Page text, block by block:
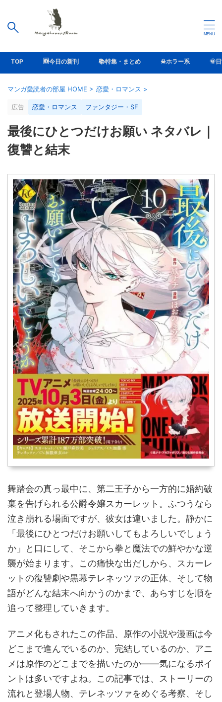
TOP 🆕今日の新刊 📚特集・まとめ ☠ホラー系 🌞
マンガ愛読者の部屋 HOME > 恋愛・ロマンス >
広告 恋愛・ロマンス ファンタジー・SF
最後にひとつだけお願い ネタバレ｜
復讐と結末
舞踏会の真っ最中に、第二王子から一方的に婚約破
棄を告げられる公爵令嬢スカーレット。ふつうなら
泣き崩れる場面ですが、彼女は違いました。静かに
「最後にひとつだけお願いしてもよろしいでしょう
か」と口にして、そこから拳と魔法での鮮やかな逆
襲が始まります。この痛快な出だしから、スカーレ
ットの復讐劇や黒幕テレネッツァの正体、そして物
語がどんな結末へ向かうのかまで、あらすじを順を
追って整理していきます。
アニメ化もされたこの作品、原作の小説や漫画は今
どこまで進んでいるのか、完結しているのか、アニ
メは原作のどこまでを描いたのか——気になるポイ
ントは多いですよね。この記事では、ストーリーの
流れと登場人物、テレネッツァをめぐる考察、そし